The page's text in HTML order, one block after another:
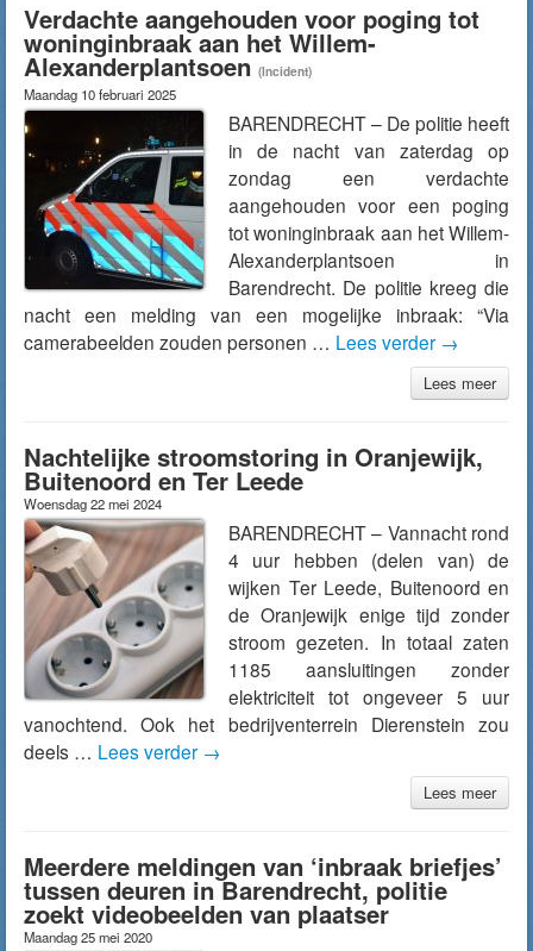
Verdachte aangehouden voor poging tot
woninginbraak aan het Willem-
Alexanderplantsoen (Incident)
Maandag 10 februari 2025
BARENDRECHT – De politie heeft
in de nacht van zaterdag op
zondag een verdachte
aangehouden voor een poging
tot woninginbraak aan het Willem-
Alexanderplantsoen in
Barendrecht. De politie kreeg die
nacht een melding van een mogelijke inbraak: “Via
camerabeelden zouden personen … Lees verder →
Lees meer
Nachtelijke stroomstoring in Oranjewijk,
Buitenoord en Ter Leede
Woensdag 22 mei 2024
BARENDRECHT – Vannacht rond
4 uur hebben (delen van) de
wijken Ter Leede, Buitenoord en
de Oranjewijk enige tijd zonder
stroom gezeten. In totaal zaten
1185 aansluitingen zonder
elektriciteit tot ongeveer 5 uur
vanochtend. Ook het bedrijventerrein Dierenstein zou
deels … Lees verder →
Lees meer
Meerdere meldingen van ‘inbraak briefjes’
tussen deuren in Barendrecht, politie
zoekt videobeelden van plaatser
Maandag 25 mei 2020